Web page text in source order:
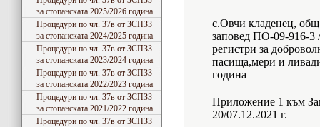
за стопанската 2025/2026 година
Процедури по чл. 37в от ЗСПЗЗ
за стопанската 2024/2025 година
Процедури по чл. 37в от ЗСПЗЗ
за стопанската 2023/2024 година
Процедури по чл. 37в от ЗСПЗЗ
за стопанската 2022/2023 година
Процедури по чл. 37в от ЗСПЗЗ
за стопанската 2021/2022 година
Процедури по чл. 37в от ЗСПЗЗ
с.Овчи кладенец,
заповед ПО-09-916-3
регистри за
пасища,мери и
година
Приложение 1 към
20/07.12.2021 г.